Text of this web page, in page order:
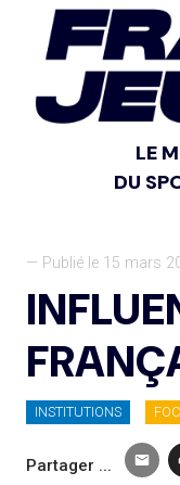
LE
DU
— Publié le 15 mars
INSTITUTIONS
Partager ...